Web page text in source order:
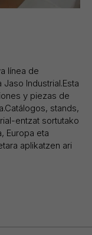
línea de
Industrial.Esta
y piezas de
stands,
entzat sortutako
Europa eta
aplikatzen ari